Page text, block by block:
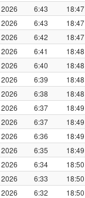
6:43 18:47
6:43 18:47
6:42 18:47
6:41 18:48
6:40 18:48
6:39 18:48
6:38 18:48
6:37 18:49
6:37 18:49
6:36 18:49
6:35 18:49
6:34 18:50
6:33 18:50
6:32 18:50